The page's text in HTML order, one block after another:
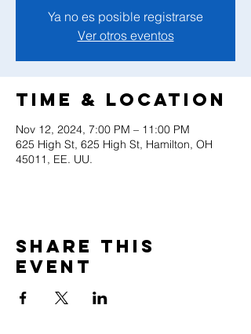
Ya no es posible registrarse
Ver otros eventos
Time & Location
Nov 12, 2024, 7:00 PM – 11:00 PM
625 High St, 625 High St, Hamilton, OH
45011, EE. UU.
Share this
event